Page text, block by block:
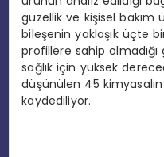
güzellik ve kişisel bakım
bileşenin yaklaşık üçte
profillere sahip
sağlık için yüksek
düşünülen 45 kimyasalın
kaydediliyor.